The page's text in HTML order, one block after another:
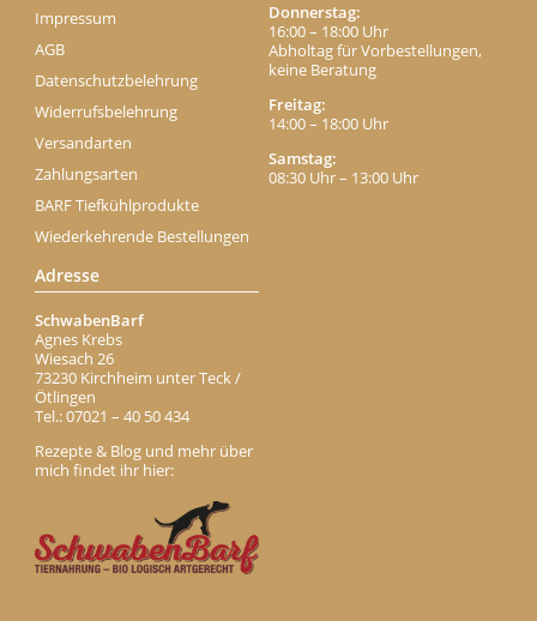
Impressum
AGB
Datenschutzbelehrung
Widerrufsbelehrung
Versandarten
Zahlungsarten
BARF Tiefkühlprodukte
Wiederkehrende Bestellungen
Donnerstag:
16:00 – 18:00 Uhr
Abholtag für Vorbestellungen,
keine Beratung
Freitag:
14:00 – 18:00 Uhr
Samstag:
08:30 Uhr – 13:00 Uhr
Adresse
SchwabenBarf
Agnes Krebs
Wiesach 26
73230 Kirchheim unter Teck /
Ötlingen
Tel.: 07021 – 40 50 434
Rezepte & Blog und mehr über
mich findet ihr hier: